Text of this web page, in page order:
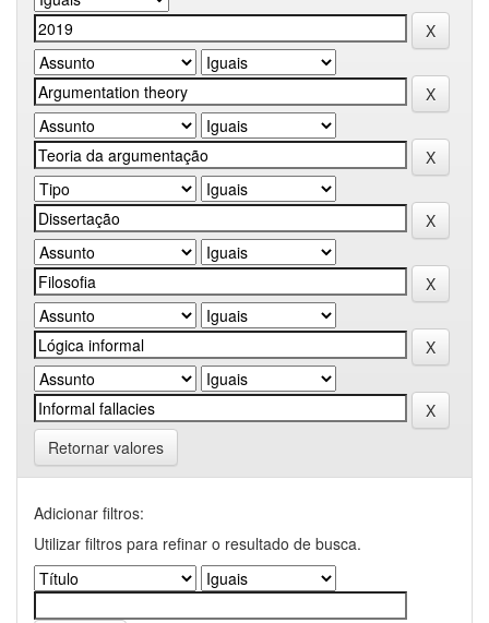
Retornar valores
Adicionar filtros:
Utilizar filtros para refinar o resultado de busca.